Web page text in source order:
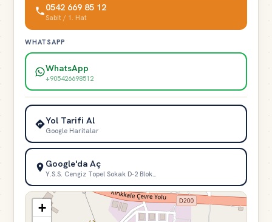
0542 669 85 12
Sabit / 1. Hat
WHATSAPP
WhatsApp
+905426698512
Yol Tarifi Al
Google Haritalar
Google'da Aç
Y.S.S. Cengiz Topel Sokak D-2 Blok…
+